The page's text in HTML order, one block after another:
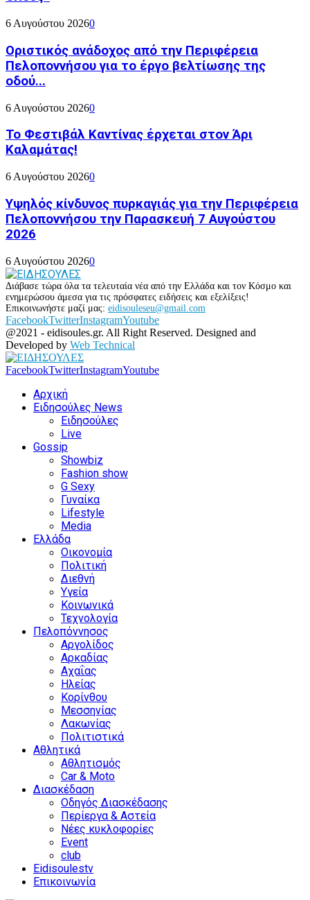
6 Αυγούστου 20260
Οριστικός ανάδοχος από την Περιφέρεια
Πελοποννήσου για το έργο βελτίωσης της
οδού...
6 Αυγούστου 20260
Το Φεστιβάλ Καντίνας έρχεται στον Άρι
Καλαμάτας!
6 Αυγούστου 20260
Υψηλός κίνδυνος πυρκαγιάς για την Περιφέρεια
Πελοποννήσου την Παρασκευή 7 Αυγούστου
2026
6 Αυγούστου 20260
Διάβασε τώρα όλα τα τελευταία νέα από την Ελλάδα και τον Κόσμο και
ενημερώσου άμεσα για τις πρόσφατες ειδήσεις και εξελίξεις!
Επικοινωνήστε μαζί μας: eidisouleseu@gmail.com
FacebookTwitterInstagramYoutube
@2021 - eidisoules.gr. All Right Reserved. Designed and
Developed by Web Technical
FacebookTwitterInstagramYoutube
Αρχική
Ειδησούλες News
Ειδησούλες
Live
Gossip
Showbiz
Fashion show
G Sexy
Γυναίκα
Lifestyle
Media
Ελλάδα
Οικονομία
Πολιτική
Διεθνή
Υγεία
Κοινωνικά
Τεχνολογία
Πελοπόννησος
Αργολίδος
Αρκαδίας
Αχαΐας
Ηλείας
Κορίνθου
Μεσσηνίας
Λακωνίας
Πολιτιστικά
Αθλητικά
Αθλητισμός
Car & Moto
Διασκέδαση
Οδηγός Διασκέδασης
Περίεργα & Αστεία
Νέες κυκλοφορίες
Event
club
Eidisoulestv
Επικοινωνία